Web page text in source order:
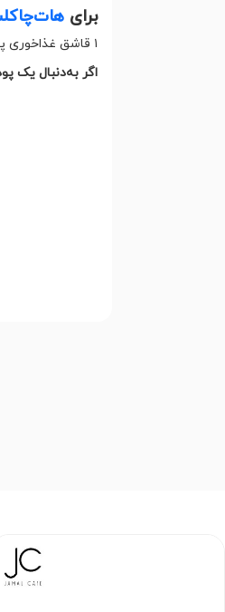
برای
۱ قاشق غذاخوری پودر کاکائو + ۱ قاشق شکر + ۲۰۰ میلی‌لیتر شیر داغ (یا ترکیب با پودر هات‌چاکلت برای طعم قوی‌تر)
اگر به‌دنبال یک